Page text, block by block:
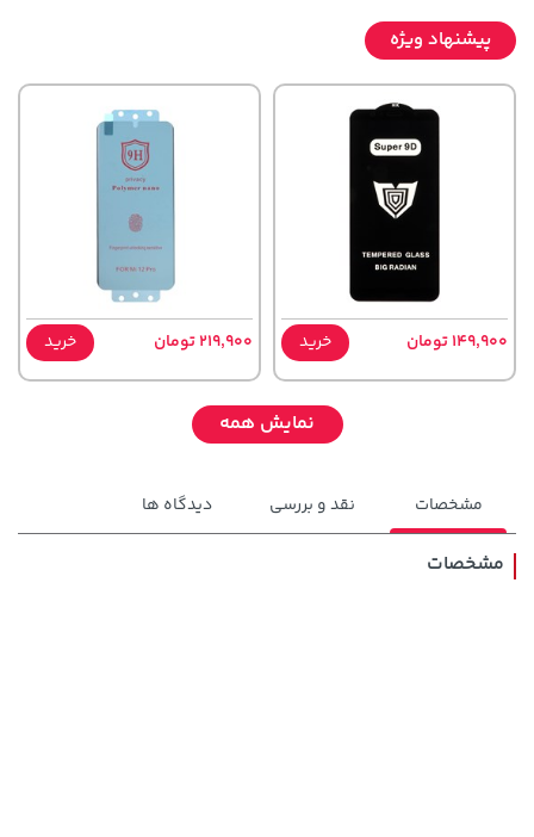
پیشنهاد ویژه
149,900 تومان خرید 219,900 تومان خرید
نمایش همه
مشخصات نقد و بررسی دیدگاه ها
مشخصات